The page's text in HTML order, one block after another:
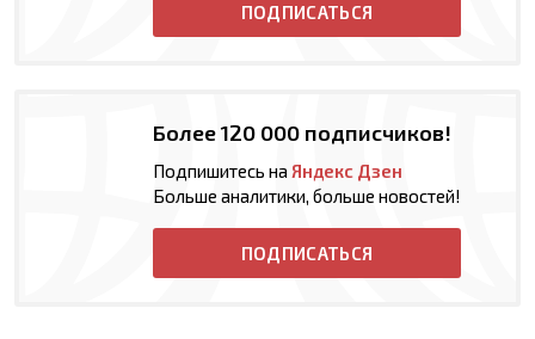
ПОДПИСАТЬСЯ
Более 120 000 подписчиков!
Подпишитесь на Яндекс Дзен
Больше аналитики, больше новостей!
ПОДПИСАТЬСЯ